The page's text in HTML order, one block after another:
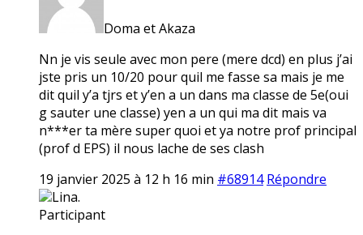
Doma et Akaza
Nn je vis seule avec mon pere (mere dcd) en plus j’ai
jste pris un 10/20 pour quil me fasse sa mais je me
dit quil y’a tjrs et y’en a un dans ma classe de 5e(oui
g sauter une classe) yen a un qui ma dit mais va
n***er ta mère super quoi et ya notre prof principal
(prof d EPS) il nous lache de ses clash
19 janvier 2025 à 12 h 16 min #68914 Répondre
Lina.
Participant